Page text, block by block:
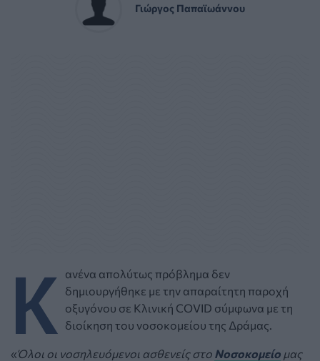
Γιώργος Παπαϊωάννου
Κ
ανένα απολύτως πρόβλημα δεν
δημιουργήθηκε με την απαραίτητη παροχή
οξυγόνου σε Κλινική COVID σύμφωνα με τη
διοίκηση του νοσοκομείου της Δράμας.
«Όλοι οι νοσηλευόμενοι ασθενείς στο Νοσοκομείο μας